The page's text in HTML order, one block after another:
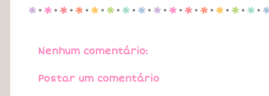
p . p . p . p . p . p . p . p . p . p . p . p . p . p . p .
Nenhum comentário:
Postar um comentário